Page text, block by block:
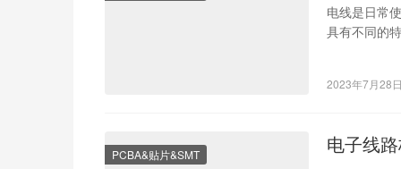
电线是日常
具有不同的
2023年7月28
PCBA&贴片&SMT 电子线